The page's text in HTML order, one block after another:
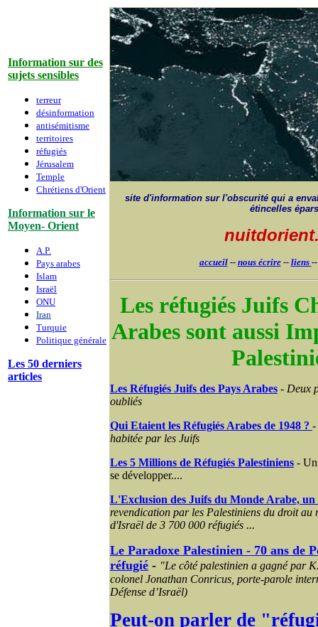
Information sur des
sujets sensibles
terreur
désinformation
antisémitisme
territoires
réfugiés
Jérusalem
Temple
Chrétiens d'Orient
Information sur le
Moyen- Orient
A.P.
Pays arabes
Islam
Israël
ONU
Iran
Turquie
Politique générale
Les 50 derniers
articles
site d'information sur l'obscurité qui a
étincelles
accueil-- nous écrire-- liens
Les réfugiés Juifs
Arabes sont aussi
Les Réfugiés Juifs des Pays Arabes - Deux
oubliés
Qui Etaient les Réfugiés Arabes de 1948 ? -
habitée par les Juifs
Les 5 Millions de Réfugiés Palestiniens - Un
se développer....
L'Exclusion des Juifs du Monde Arabe,
revendication par les Palestiniens du droit
d'Israël de 3 700 000 réfugiés ...
Le Paradoxe Palestinien - 70 ans de
réfugié - "Le côté palestinien a gagné par
colonel Jonathan Conricus , porte-parole
Défense d’Israël)
Peut-on parler de